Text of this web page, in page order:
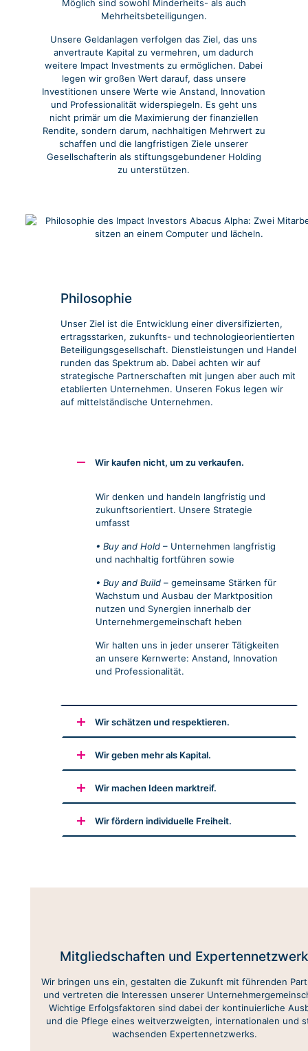
Möglich sind sowohl Minderheits- als auch
Mehrheitsbeteiligungen.
Unsere Geldanlagen verfolgen das Ziel, das uns
anvertraute Kapital zu vermehren, um dadurch
weitere Impact Investments zu ermöglichen. Dabei
legen wir großen Wert darauf, dass unsere
Investitionen unsere Werte wie Anstand, Innovation
und Professionalität widerspiegeln. Es geht uns
nicht primär um die Maximierung der finanziellen
Rendite, sondern darum, nachhaltigen Mehrwert zu
schaffen und die langfristigen Ziele unserer
Gesellschafterin als stiftungsgebundener Holding
zu unterstützen.
Philosophie
Unser Ziel ist die Entwicklung einer diversifizierten,
ertragsstarken, zukunfts- und technologieorientierten
Beteiligungsgesellschaft. Dienstleistungen und Handel
runden das Spektrum ab. Dabei achten wir auf
strategische Partnerschaften mit jungen aber auch mit
etablierten Unternehmen. Unseren Fokus legen wir
auf mittelständische Unternehmen.
Wir kaufen nicht, um zu verkaufen.
Wir denken und handeln langfristig und
zukunftsorientiert. Unsere Strategie
umfasst
• Buy and Hold – Unternehmen langfristig
und nachhaltig fortführen sowie
• Buy and Build – gemeinsame Stärken für
Wachstum und Ausbau der Marktposition
nutzen und Synergien innerhalb der
Unternehmergemeinschaft heben
Wir halten uns in jeder unserer Tätigkeiten
an unsere Kernwerte: Anstand, Innovation
und Professionalität.
Wir schätzen und respektieren.
Wir geben mehr als Kapital.
Wir machen Ideen marktreif.
Wir fördern individuelle Freiheit.
Mitgliedschaften und
Wir bringen uns ein, gestalten die Zukunft mit führenden
und vertreten die Interessen unserer
Wichtige Erfolgsfaktoren sind dabei der kontinuierliche
und die Pflege eines weitverzweigten, internationalen und
wachsenden Expertennetzwerks.